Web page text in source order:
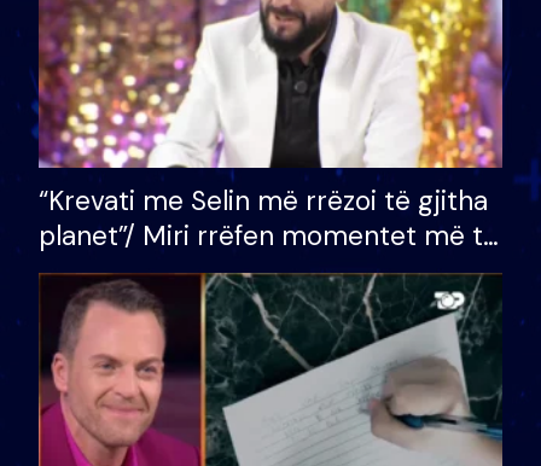
“Krevati me Selin më rrëzoi të gjitha
planet”/ Miri rrëfen momentet më të
bukura në shtëpinë e BB VIP: Do më
mungojë zilja e mëngjesit kur…